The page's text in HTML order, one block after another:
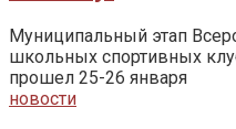
Муниципальный этап
школьных спортивных
прошел 25-26 января
новости